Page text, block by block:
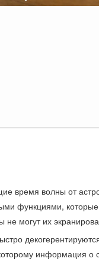
время волны от
функциями,
могут их
информация о